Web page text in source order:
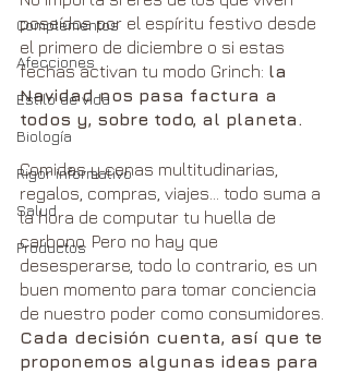
Complementos
Afecciones
Estilo de vida
Biología
Rigor informativo
Salud
Productos
poseídos por el espíritu festivo desde
el primero de diciembre o si estas
fechas activan tu modo Grinch: la
Navidad nos pasa factura a
todos y, sobre todo, al planeta.
Comidas y cenas multitudinarias,
regalos, compras, viajes… todo suma a
la hora de computar tu huella de
carbono. Pero no hay que
desesperarse, todo lo contrario, es un
buen momento para tomar conciencia
de nuestro poder como consumidores.
Cada decisión cuenta, así que te
proponemos algunas ideas para